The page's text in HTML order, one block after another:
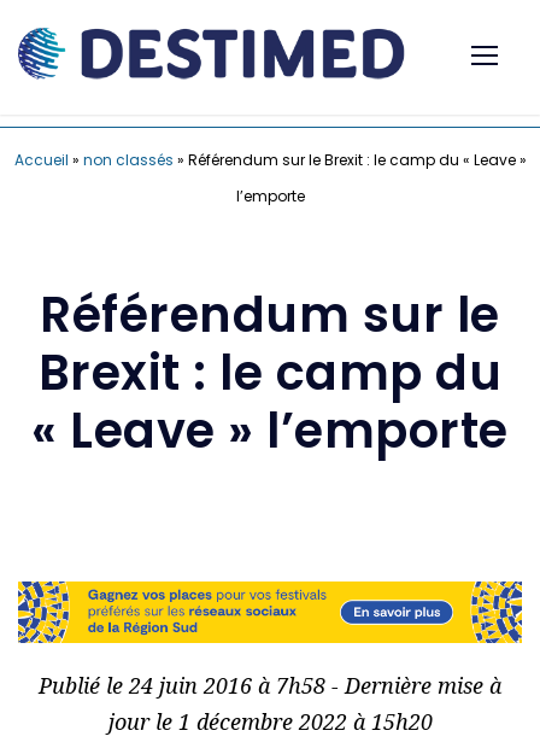
Accueil » non classés » Référendum sur le Brexit : le camp du « Leave »
l’emporte
Référendum sur le
Brexit : le camp du
« Leave » l’emporte
Publié le 24 juin 2016 à 7h58 - Dernière mise à
jour le 1 décembre 2022 à 15h20